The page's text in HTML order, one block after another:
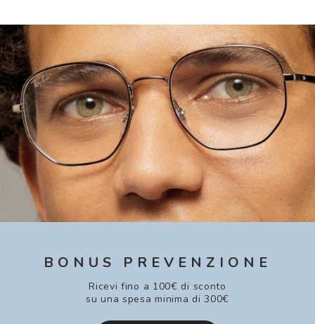
BONUS PREVENZIONE
Ricevi fino a 100€ di sconto
su una spesa minima di 300€